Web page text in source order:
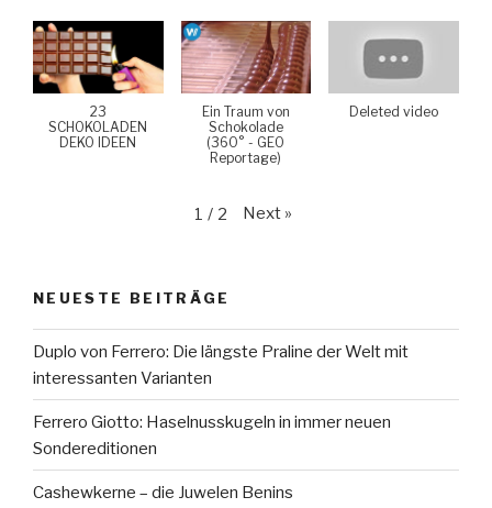
23
SCHOKOLADEN
DEKO IDEEN
Ein Traum von
Schokolade
(360° - GEO
Reportage)
Deleted video
1 / 2 Next »
NEUESTE BEITRÄGE
Duplo von Ferrero: Die längste Praline der Welt mit
interessanten Varianten
Ferrero Giotto: Haselnusskugeln in immer neuen
Sondereditionen
Cashewkerne – die Juwelen Benins